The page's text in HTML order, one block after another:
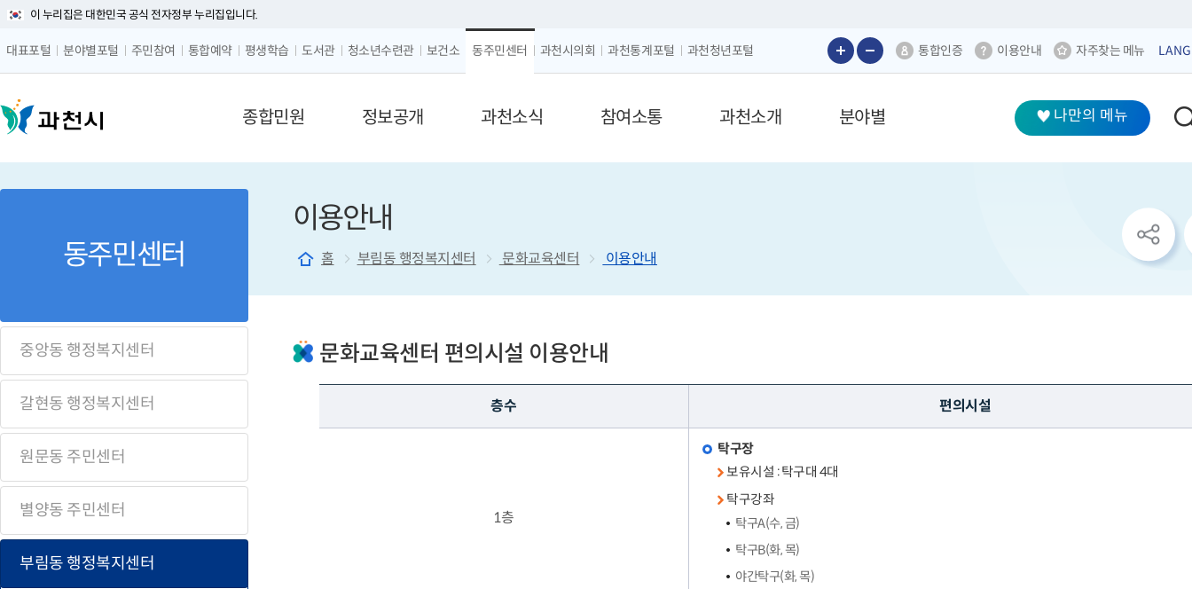
이 누리집은 대한민국 공식 전자정부 누리집입니다.
대표포털 분야별포털 주민참여 통합예약 평생학습 도서관 청소년수련관 보건소 동주민센터 과천시의회 과천통계포털 과천청년포털
글자 크게보기
글자 작게보기 통합인증 이용안내 자주찾는 메뉴
메뉴 구성
종합민원 정보공개 과천소식 참여소통 과천소개 분야별 나만의 메뉴
동주민센터
중앙동 행정복지센터
갈현동 행정복지센터
원문동 주민센터
별양동 주민센터
부림동 행정복지센터
이용안내
홈 부림동 행정복지센터 문화교육센터 이용안내
sns
공
유
리
문화교육센터 편의시설 이용안내
층수 편의시설
1층
탁구장
보유시설 : 탁구대 4대
탁구강좌
탁구A(수, 금)
탁구B(화, 목)
야간탁구(화, 목)